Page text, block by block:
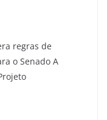
regras de
o Senado A